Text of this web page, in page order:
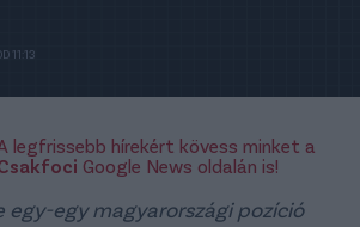
11:13
legfrissebb hírekért kövess minket a
Google News oldalán is!
egy-egy magyarországi pozíció